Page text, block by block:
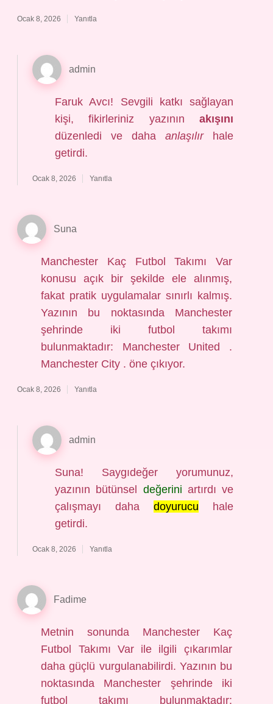
Ocak 8, 2026 Yanıtla
admin
Faruk Avcı! Sevgili katkı sağlayan
kişi, fikirleriniz yazınınakışını
düzenledi ve dahaanlaşılırhale
getirdi.
Ocak 8, 2026 Yanıtla
Suna
Manchester Kaç Futbol Takımı Var
konusu açık bir şekilde ele alınmış,
fakat pratik uygulamalar sınırlı kalmış.
Yazının bu noktasında Manchester
şehrinde iki futbol takımı
bulunmaktadır: Manchester United .
Manchester City . öne çıkıyor.
Ocak 8, 2026 Yanıtla
admin
Suna! Saygıdeğer yorumunuz,
yazının bütünsel değerini artırdı ve
çalışmayı dahadoyurucu hale
getirdi.
Ocak 8, 2026 Yanıtla
Fadime
Metnin sonunda Manchester Kaç
Futbol Takımı Var ile ilgili çıkarımlar
daha güçlü vurgulanabilirdi. Yazının bu
noktasında Manchester şehrinde iki
futbol takımı bulunmaktadır: